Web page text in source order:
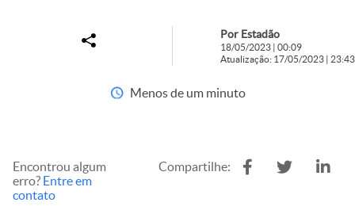
Por Estadão
18/05/2023 | 00:09
Atualização: 17/05/2023 | 23:43
Menos de um minuto
Encontrou algum
erro? Entre em
contato
Compartilhe: